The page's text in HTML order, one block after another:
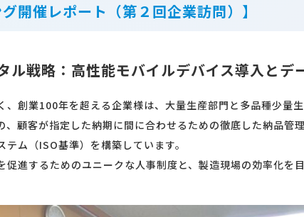
開催レポート（第２回企業訪問）】
ル戦略：高性能モバイルデバイス導入とデ
、創業100年を超える企業様は、大量生産部門と多品種少量
、顧客が指定した納期に間に合わせるための徹底した納品管
ム（ISO基準）を構築しています。
促進するためのユニークな人事制度と、製造現場の効率化を